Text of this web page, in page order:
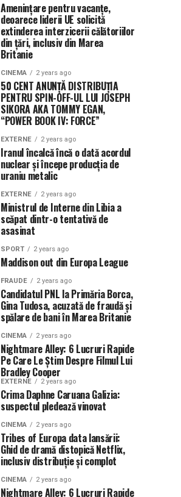
Amenințare pentru vacanțe,
deoarece liderii UE solicită
extinderea interzicerii călătoriilor
din țări, inclusiv din Marea
Britanie
CINEMA 2 years ago
50 CENT ANUNȚĂ DISTRIBUȚIA
PENTRU SPIN-OFF-UL LUI JOSEPH
SIKORA AKA TOMMY EGAN,
“POWER BOOK IV: FORCE”
EXTERNE 2 years ago
Iranul încalcă încă o dată acordul
nuclear și începe producția de
uraniu metalic
EXTERNE 2 years ago
Ministrul de Interne din Libia a
scăpat dintr-o tentativă de
asasinat
SPORT 2 years ago
Maddison out din Europa League
FRAUDE 2 years ago
Candidatul PNL la Primăria Borca,
Gina Tudosa, acuzată de fraudă și
spălare de bani în Marea Britanie
CINEMA 2 years ago
Nightmare Alley: 6 Lucruri Rapide
Pe Care Le Știm Despre Filmul Lui
Bradley Cooper
EXTERNE 2 years ago
Crima Daphne Caruana Galizia:
suspectul pledează vinovat
CINEMA 2 years ago
Tribes of Europa data lansării:
Ghid de dramă distopică Netflix,
inclusiv distribuție și complot
CINEMA 2 years ago
Nightmare Alley: 6 Lucruri Rapide